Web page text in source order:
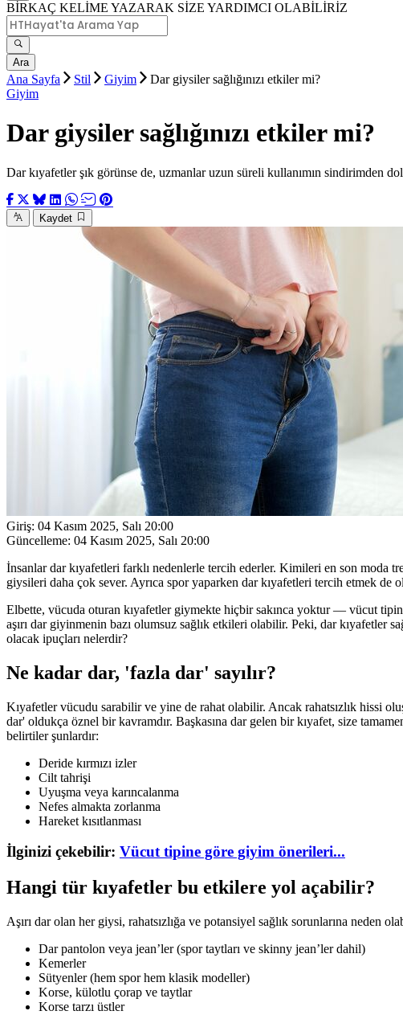
BİRKAÇ KELİME YAZARAK SİZE YARDIMCI OLABİLİRİZ
Ara
Ana Sayfa Stil Giyim
Dar giysiler sağlığınızı etkiler mi?
Giyim
Dar giysiler sağlığınızı etkiler mi?
Dar kıyafetler şık görünse de, uzmanlar uzun süreli kullanımın sindirimden
Kaydet
Giriş: 04 Kasım 2025, Salı 20:00
Güncelleme: 04 Kasım 2025, Salı 20:00
İnsanlar dar kıyafetleri farklı nedenlerle tercih ederler. Kimileri en son moda
giysileri daha çok sever. Ayrıca spor yaparken dar kıyafetleri tercih etmek
Elbette, vücuda oturan kıyafetler giymekte hiçbir sakınca yoktur — vücut
aşırı dar giyinmenin bazı olumsuz sağlık etkileri olabilir. Peki, dar kıyafetler
olacak ipuçları nelerdir?
Ne kadar dar, 'fazla dar' sayılır?
Kıyafetler vücudu sarabilir ve yine de rahat olabilir. Ancak rahatsızlık hissi
dar' oldukça öznel bir kavramdır. Başkasına dar gelen bir kıyafet, size
belirtiler şunlardır:
Deride kırmızı izler
Cilt tahrişi
Uyuşma veya karıncalanma
Nefes almakta zorlanma
Hareket kısıtlanması
İlginizi çekebilir: Vücut tipine göre giyim önerileri...
Hangi tür kıyafetler bu etkilere yol açabilir?
Aşırı dar olan her giysi, rahatsızlığa ve potansiyel sağlık sorunlarına neden
Dar pantolon veya jean’ler (spor taytları ve skinny jean’ler dahil)
Kemerler
Sütyenler (hem spor hem klasik modeller)
Korse, külotlu çorap ve taytlar
Korse tarzı üstler